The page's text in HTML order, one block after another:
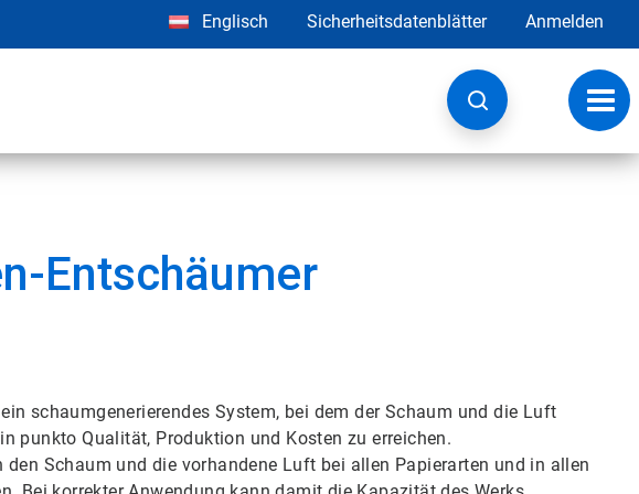
Englisch Sicherheitsdatenblätter Anmelden
Entschäumer
schaumgenerierendes System, bei dem der Schaum und die Luft
punkto Qualität, Produktion und Kosten zu erreichen.
Schaum und die vorhandene Luft bei allen Papierarten und in allen